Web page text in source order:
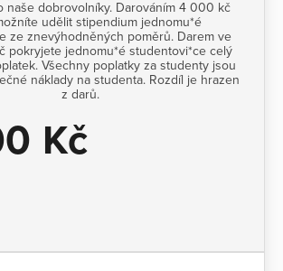
naše dobrovolníky. Darováním 4 000 kč
udělit stipendium jednomu*é
ze znevýhodněných poměrů. Darem ve
pokryjete jednomu*é studentovi*ce celý
Všechny poplatky za studenty jsou
náklady na studenta. Rozdíl je hrazen
z darů.
Kč